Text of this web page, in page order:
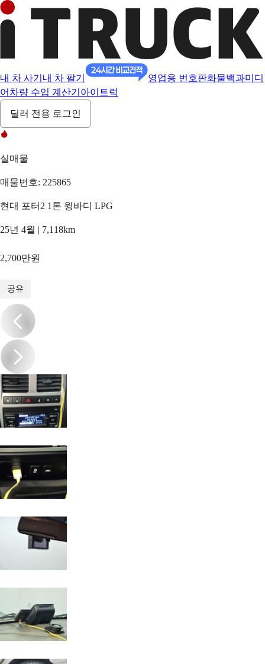
내 차 사기 내 차 팔기 영업용 번호판화물백과미디
어 차량 수입 계산기 아이트럭
딜러 전용 로그인
실매물
매물번호: 225865
현대 포터2 1톤 윙바디 LPG
25년 4월 | 7,118km
2,700만원
공유
/16